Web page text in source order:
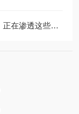
不止于测量！baumer双输出编码器，正在渗透这些关键领域